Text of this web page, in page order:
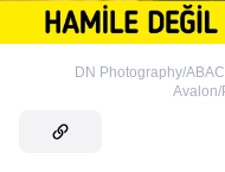
DN Photography/
Avalon/